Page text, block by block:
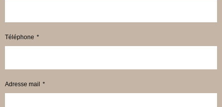
Téléphone
Adresse mail